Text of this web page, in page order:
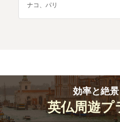
ナコ、パリ
効率と絶
英仏周遊プ